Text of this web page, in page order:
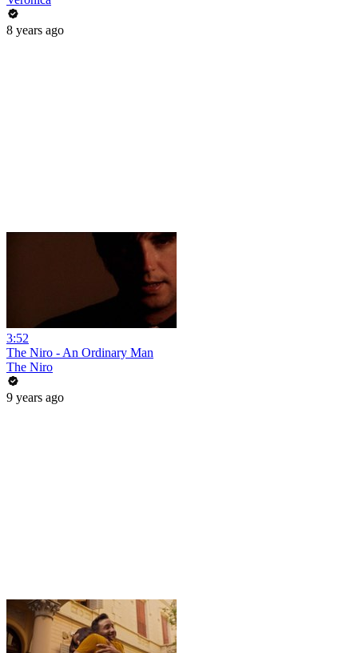
8 years ago
3:52
The Niro - An Ordinary Man
The Niro
9 years ago